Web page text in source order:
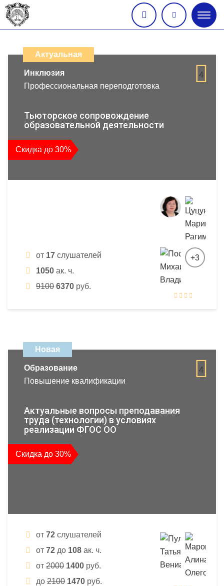
меню
дистанционных
образовательных
повышения
квалификации
и
профессиональной
Актуальная
4
Инклюзия
Профессиональная переподготовка
Тьюторское сопровождение
образовательной деятельности
Скидка до 30%
от 17 слушателей
1050 ак. ч.
9100 6370 руб.
+3
Новая
4
Образование
Повышение квалификации
Актуальные вопросы преподавания
труда (технологии) в условиях
реализации ФГОС ОО
Скидка до 30%
от 72 слушателей
от 72 до 108 ак. ч.
от 2000 1400 руб.
до 2100 1470 руб.